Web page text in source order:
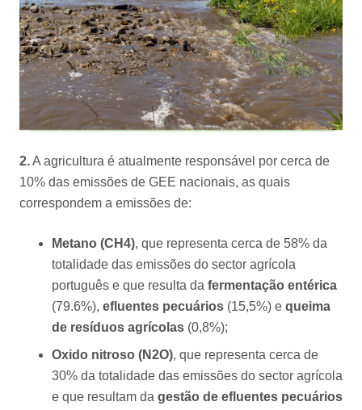
2.A agricultura é atualmente responsável por cerca de
10% das emissões de GEE nacionais, as quais
correspondem a emissões de:
Metano (CH4), que representa cerca de 58% da
totalidade das emissões do sector agrícola
português e que resulta da fermentação entérica
(79.6%), efluentes pecuários (15,5%) e queima
de resíduos agrícolas (0,8%);
Oxido nitroso (N2O), que representa cerca de
30% da totalidade das emissões do sector agrícola
e que resultam da gestão de efluentes pecuários